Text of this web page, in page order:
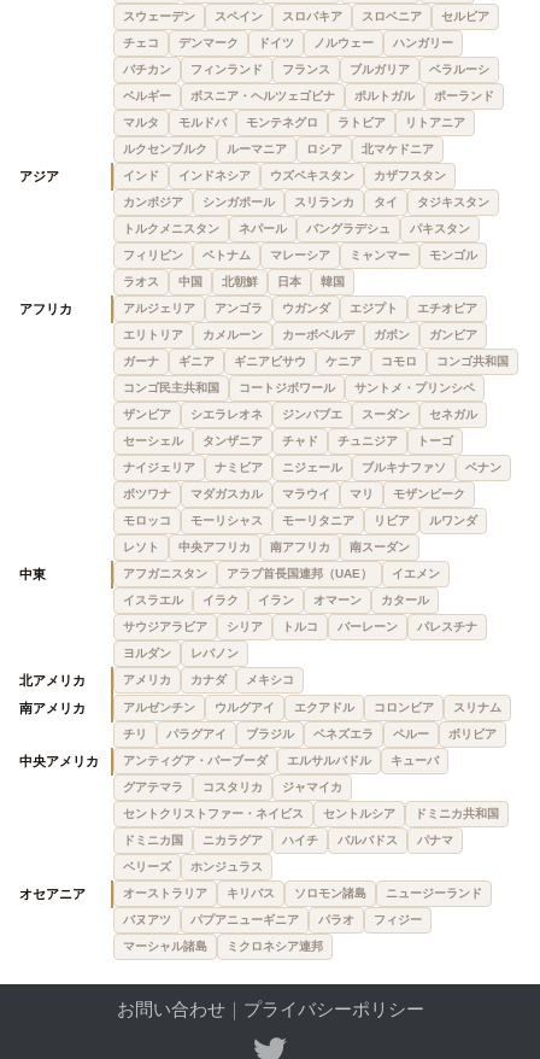
スウェーデン
スペイン スロバキア スロベニア
セルビア
チェコ
デンマーク ドイツ ノルウェー
ハンガリー
バチカン
フィンランド フランス ブルガリア
ベラルーシ
ベルギー
ボスニア・ヘルツェゴビナ ポルトガル
ポーランド
マルタ
モルドバ モンテネグロ ラトビア
リトアニア
ルクセンブルク
ルーマニア ロシア 北マケドニア
アジア インド インドネシア ウズベキスタン
カザフスタン
カンボジア
シンガポール スリランカ タイ
タジキスタン
トルクメニスタン
ネパール バングラデシュ
パキスタン
フィリピン
ベトナム マレーシア ミャンマー
モンゴル
ラオス
中国 北朝鮮 日本 韓国
アフリカ アルジェリア アンゴラ ウガンダ エジプト
エチオピア
エリトリア
カメルーン カーボベルデ ガボン
ガンビア
ガーナ
ギニア ギニアビサウ ケニア コモロ
コンゴ共和国
コンゴ民主共和国
コートジボワール
サントメ・プリンシペ
ザンビア
シエラレオネ ジンバブエ スーダン
セネガル
セーシェル
タンザニア チャド チュニジア
トーゴ
ナイジェリア
ナミビア ニジェール ブルキナファソ
ベナン
ボツワナ
マダガスカル マラウイ マリ
モザンビーク
モロッコ
モーリシャス モーリタニア リビア
ルワンダ
レソト
中央アフリカ 南アフリカ 南スーダン
中東 アフガニスタン アラブ首長国連邦（UAE）
イエメン
イスラエル
イラク イラン オマーン
カタール
サウジアラビア
シリア トルコ バーレーン
パレスチナ
ヨルダン
レバノン
北アメリカ アメリカ カナダ メキシコ
南アメリカ アルゼンチン ウルグアイ エクアドル コロンビア
スリナム
チリ
パラグアイ ブラジル ベネズエラ ペルー ボリビア
中央アメリカ アンティグア・バーブーダ エルサルバドル
キューバ
グアテマラ
コスタリカ
ジャマイカ
セントクリストファー・ネイビス
セントルシア
ドミニカ共和国
ドミニカ国
ニカラグア ハイチ バルバドス
パナマ
ベリーズ
ホンジュラス
オセアニア オーストラリア キリバス ソロモン諸島
ニュージーランド
バヌアツ
パプアニューギニア パラオ
フィジー
マーシャル諸島
ミクロネシア連邦
お問い合わせ｜ プライバシーポリシー